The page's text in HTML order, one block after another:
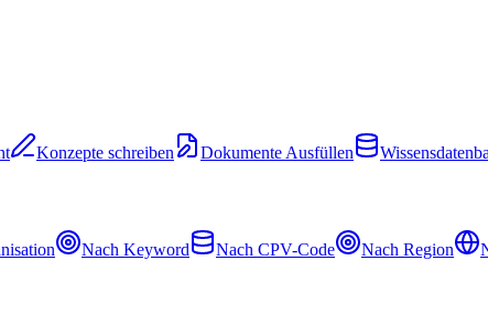
Konzepte schreiben Dokumente Ausfüllen
Nach Keyword Nach CPV-Code Nach Region